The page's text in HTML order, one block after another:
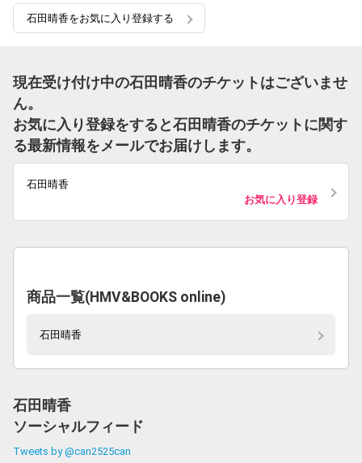
石田晴香をお気に入り登録する
現在受け付け中の石田晴香のチケットはございませ
ん。
お気に入り登録をすると石田晴香のチケットに関す
る最新情報をメールでお届けします。
石田晴香
お気に入り登録
商品一覧(HMV&BOOKS online)
石田晴香
石田晴香
ソーシャルフィード
Tweets by @can2525can